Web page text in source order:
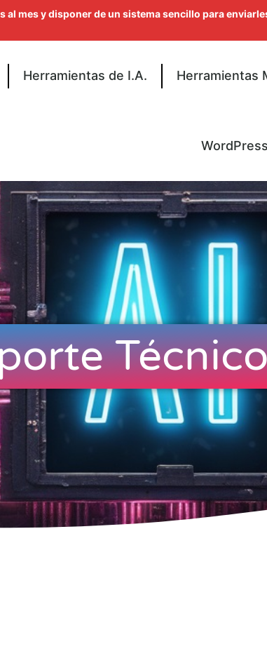
Herramientas de I.A. Herramientas
WordPress
mes y disponer de un sistema sencillo para